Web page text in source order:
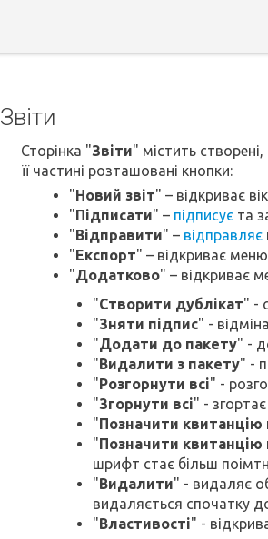
Звіти
Сторінка "Звіти" містить
її частині розташовані кнопки:
"Новий звіт" – відкриває
"Підписати" – підписуєта
"Відправити" – відправляє
"Експорт" – відкриває
"Додатково" – відкриває
"Створити дублікат" -
"Зняти підпис" -
"Додати до пакету" -
"Видалити з пакету" -
"Розгорнути всі" -
"Згорнути всі" -
"Позначити
"Позначити
шрифт стає більш
"Видалити" - видаляє
видаляється спочатку
"Властивості" -